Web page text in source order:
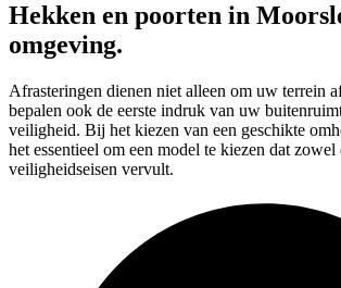
Hekken en poorten in
omgeving.
Afrasteringen dienen niet alleen om uw terrein
bepalen ook de eerste indruk van uw
veiligheid. Bij het kiezen van een geschikte
het essentieel om een model te kiezen dat zowel
veiligheidseisen vervult.